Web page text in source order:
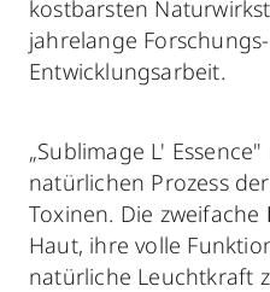
kostbarsten
jahrelange
Entwicklungsarbeit.
„Sublimage L'
natürlichen Prozess
Toxinen. Die zweifache
Haut, ihre volle
natürliche Leuchtkraft